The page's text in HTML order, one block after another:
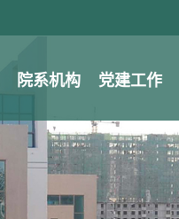
院系机构 党建工作